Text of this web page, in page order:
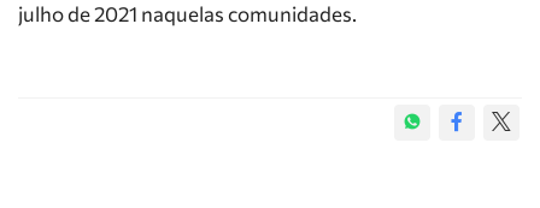
julho de 2021 naquelas comunidades.